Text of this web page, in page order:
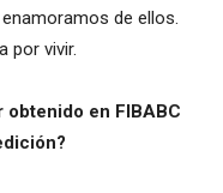
de ellos.
por vivir.
obtenido en FIBABC